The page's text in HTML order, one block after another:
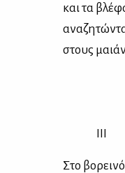
και τα
στους
ΙΙΙ
Στο